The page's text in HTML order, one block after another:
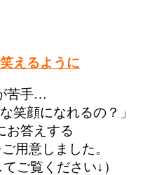
えるように
苦手…
笑顔になれるの？」
お答えする
用意しました。
ご覧ください↓）